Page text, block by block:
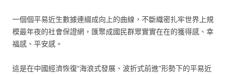
一個個平易近生數據連綴成向上的曲線，不斷織密扎牢世界上規
模最年夜的社會保證網，匯聚成國民群眾實實在在的獲得感、幸
福感、平安感。
這是在中國經濟恢復“海浪式發展、波折式前進”形勢下的平易近